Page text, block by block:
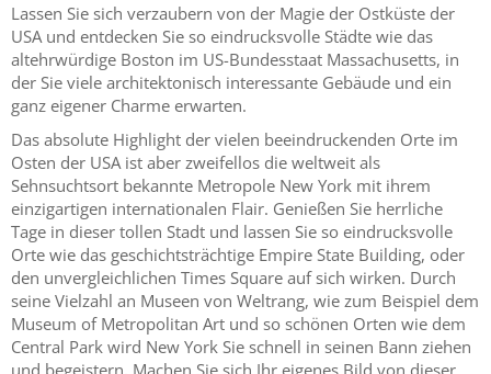
Lassen Sie sich verzaubern von der Magie der Ostküste der
USA und entdecken Sie so eindrucksvolle Städte wie das
altehrwürdige Boston im US-Bundesstaat Massachusetts, in
der Sie viele architektonisch interessante Gebäude und ein
ganz eigener Charme erwarten.
Das absolute Highlight der vielen beeindruckenden Orte im
Osten der USA ist aber zweifellos die weltweit als
Sehnsuchtsort bekannte Metropole New York mit ihrem
einzigartigen internationalen Flair. Genießen Sie herrliche
Tage in dieser tollen Stadt und lassen Sie so eindrucksvolle
Orte wie das geschichtsträchtige Empire State Building, oder
den unvergleichlichen Times Square auf sich wirken. Durch
seine Vielzahl an Museen von Weltrang, wie zum Beispiel dem
Museum of Metropolitan Art und so schönen Orten wie dem
Central Park wird New York Sie schnell in seinen Bann ziehen